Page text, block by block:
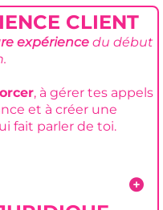
répétitives pour
tu fais, pour qui tu
te choisir toi.
pour
lisiblepour
CLIENT
expérience du début
, à gérer tes appels
et à créer une
fait parler de toi.
découverte pour